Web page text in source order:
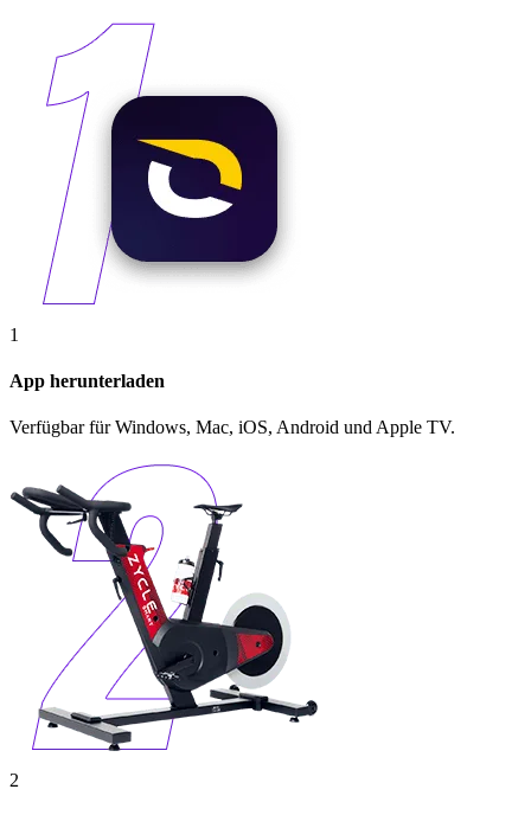
1
App herunterladen
Verfügbar für Windows, Mac, iOS, Android und Apple TV.
2